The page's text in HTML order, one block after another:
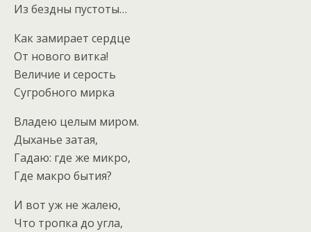
Из бездны пустоты…
Как замирает сердце
От нового витка!
Величие и серость
Сугробного мирка
Владею целым миром.
Дыханье затая,
Гадаю: где же микро,
Где макро бытия?
И вот уж не жалею,
Что тропка до угла,